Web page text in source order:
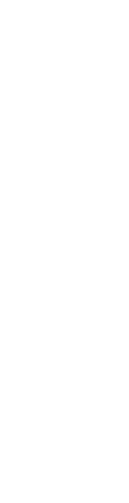
visita dall'altra
mezz'ora.
Non si
perché tanto era
sostituendo un
merci si buttano
che non
il malus da pagare,
che in A1 era tutto
possibile